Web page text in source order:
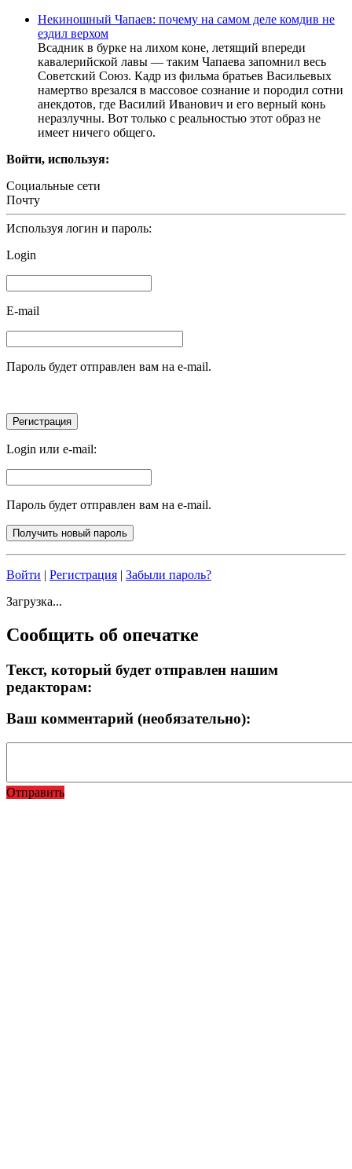
Некиношный Чапаев: почему на самом деле комдив не
ездил верхом
Всадник в бурке на лихом коне, летящий впереди
кавалерийской лавы — таким Чапаева запомнил весь
Советский Союз. Кадр из фильма братьев Васильевых
намертво врезался в массовое сознание и породил сотни
анекдотов, где Василий Иванович и его верный конь
неразлучны. Вот только с реальностью этот образ не
имеет ничего общего.
Войти, используя:
Социальные сети
Почту
Используя логин и пароль:
Login
E-mail
Пароль будет отправлен вам на e-mail.
Login или e-mail:
Пароль будет отправлен вам на e-mail.
Войти | Регистрация | Забыли пароль?
Загрузка...
Сообщить об опечатке
Текст, который будет отправлен нашим
редакторам:
Ваш комментарий (необязательно):
Отправить